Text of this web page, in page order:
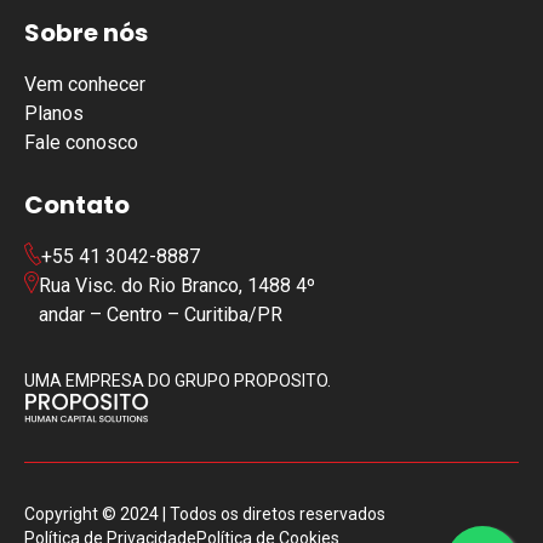
Sobre nós
Vem conhecer
Planos
Fale conosco
Contato
+55 41 3042-8887
Rua Visc. do Rio Branco, 1488 4º
andar – Centro – Curitiba/PR
UMA EMPRESA DO GRUPO PROPOSITO.
Copyright © 2024 | Todos os diretos reservados
Política de PrivacidadePolítica de Cookies